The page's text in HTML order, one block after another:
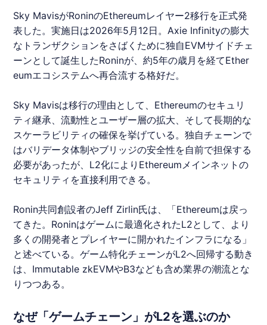
Sky MavisがRoninのEthereumレイヤー2移行を正式発
表した。実施日は2026年5月12日。Axie Infinityの膨大
なトランザクションをさばくために独自EVMサイドチェ
ーンとして誕生したRoninが、約5年の歳月を経てEther
eumエコシステムへ再合流する格好だ。
Sky Mavisは移行の理由として、Ethereumのセキュリ
ティ継承、流動性とユーザー層の拡大、そして長期的な
スケーラビリティの確保を挙げている。独自チェーンで
はバリデータ体制やブリッジの安全性を自前で担保する
必要があったが、L2化によりEthereumメインネットの
セキュリティを直接利用できる。
Ronin共同創設者のJeff Zirlin氏は、「Ethereumは戻っ
てきた。 Roninはゲームに最適化されたL2として、より
多くの開発者とプレイヤーに開かれたインフラになる」
と述べている。ゲーム特化チェーンがL2へ回帰する動き
は、Immutable zkEVMやB3なども含め業界の潮流とな
りつつある。
なぜ「ゲームチェーン」がL2を選ぶのか